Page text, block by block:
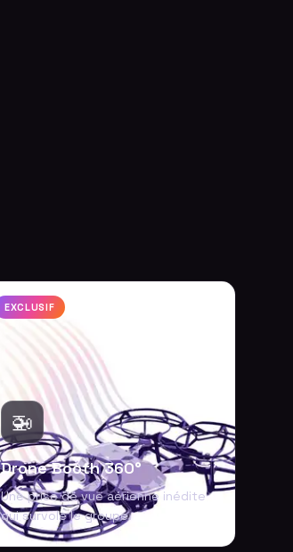
EXCLUSIF
🚁
Drone Booth 360°
Une prise de vue aérienne inédite
qui survole le groupe.